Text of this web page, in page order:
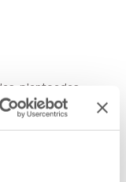
planteadas
y
con